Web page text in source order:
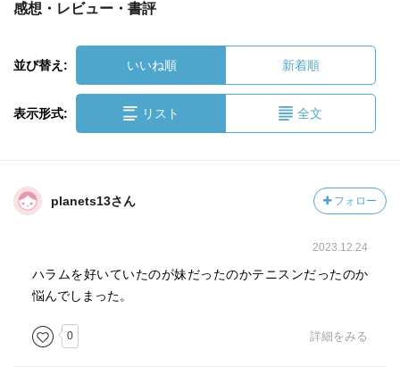
感想・レビュー・書評
並び替え: いいね順 新着順
表示形式: リスト 全文
planets13さん フォロー
2023.12.24
ハラムを好いていたのが妹だったのかテニスンだったのか
悩んでしまった。
0 詳細をみる